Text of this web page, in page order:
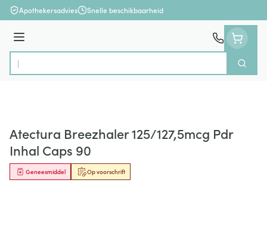
Ga naar de inhoud
Apothekersadvies Snelle beschikbaarheid
Menu
Product, merk, categorie...
Zoek
Atectura Breezhaler 125/127,5mcg Pdr
Inhal Caps 90
Op voorschrift
Geneesmiddel